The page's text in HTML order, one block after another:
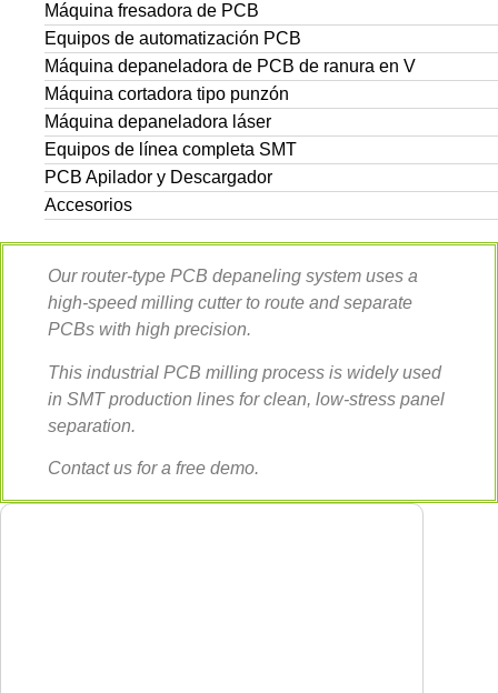
Máquina fresadora de PCB
Equipos de automatización PCB
Máquina depaneladora de PCB de ranura en V
Máquina cortadora tipo punzón
Máquina depaneladora láser
Equipos de línea completa SMT
PCB Apilador y Descargador
Accesorios
Our router-type PCB depaneling system uses a
high-speed milling cutter to route and separate
PCBs with high precision.
This industrial PCB milling process is widely used
in SMT production lines for clean, low-stress panel
separation.
Contact us for a free demo.